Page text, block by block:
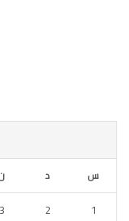
س د
1
2
3